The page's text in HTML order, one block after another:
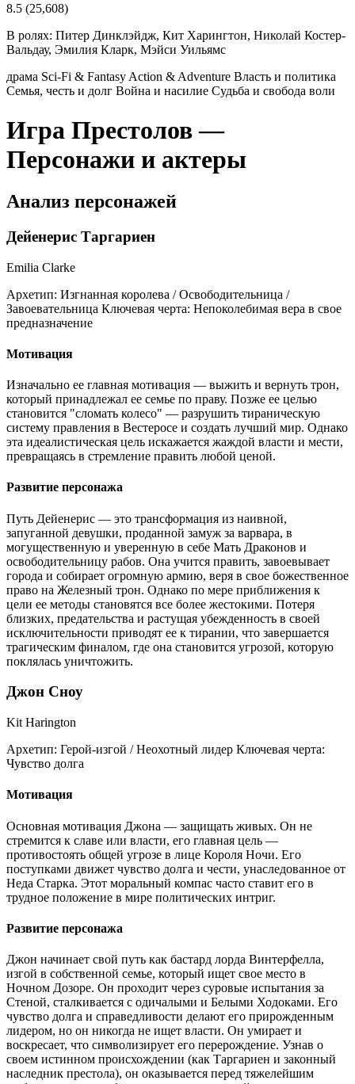
8.5 (25,608)
В ролях: Питер Динклэйдж, Кит Харингтон, Николай Костер-
Вальдау, Эмилия Кларк, Мэйси Уильямс
драма Sci-Fi & Fantasy Action & Adventure Власть и политика
Семья, честь и долг Война и насилие Судьба и свобода воли
Игра Престолов —
Персонажи и актеры
Анализ персонажей
Дейенерис Таргариен
Emilia Clarke
Архетип: Изгнанная королева / Освободительница /
Завоевательница Ключевая черта: Непоколебимая вера в свое
предназначение
Мотивация
Изначально ее главная мотивация — выжить и вернуть трон,
который принадлежал ее семье по праву. Позже ее целью
становится "сломать колесо" — разрушить тираническую
систему правления в Вестеросе и создать лучший мир. Однако
эта идеалистическая цель искажается жаждой власти и мести,
превращаясь в стремление править любой ценой.
Развитие персонажа
Путь Дейенерис — это трансформация из наивной,
запуганной девушки, проданной замуж за варвара, в
могущественную и уверенную в себе Мать Драконов и
освободительницу рабов. Она учится править, завоевывает
города и собирает огромную армию, веря в свое божественное
право на Железный трон. Однако по мере приближения к
цели ее методы становятся все более жестокими. Потеря
близких, предательства и растущая убежденность в своей
исключительности приводят ее к тирании, что завершается
трагическим финалом, где она становится угрозой, которую
поклялась уничтожить.
Джон Сноу
Kit Harington
Архетип: Герой-изгой / Неохотный лидер Ключевая черта:
Чувство долга
Мотивация
Основная мотивация Джона — защищать живых. Он не
стремится к славе или власти, его главная цель —
противостоять общей угрозе в лице Короля Ночи. Его
поступками движет чувство долга и чести, унаследованное от
Неда Старка. Этот моральный компас часто ставит его в
трудное положение в мире политических интриг.
Развитие персонажа
Джон начинает свой путь как бастард лорда Винтерфелла,
изгой в собственной семье, который ищет свое место в
Ночном Дозоре. Он проходит через суровые испытания за
Стеной, сталкивается с одичалыми и Белыми Ходоками. Его
чувство долга и справедливости делают его прирожденным
лидером, но он никогда не ищет власти. Он умирает и
воскресает, что символизирует его перерождение. Узнав о
своем истинном происхождении (как Таргариен и законный
наследник престола), он оказывается перед тяжелейшим